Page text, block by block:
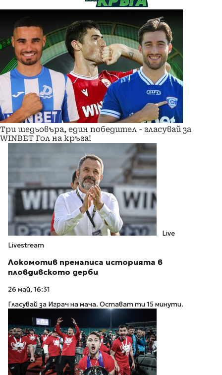
Три шедьовъра, един победител - гласувай за
WINBET Гол на кръга!
Live
Livestream
Локомотив пренаписа историята в
пловдивското дерби
26 май, 16:31
Гласувай за Играч на мача. Остават ти 15 минути.